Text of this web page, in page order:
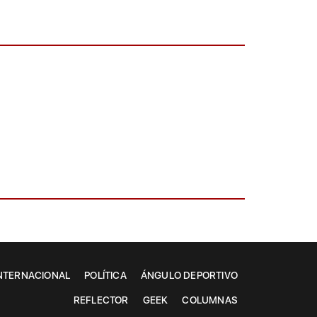
POLÍTICA ÁNGULO DEPORTIVO
REFLECTOR GEEK COLUMNAS